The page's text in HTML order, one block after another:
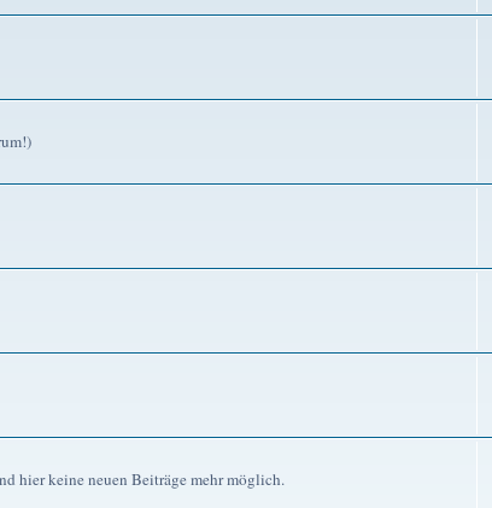
hier keine neuen Beiträge mehr möglich.